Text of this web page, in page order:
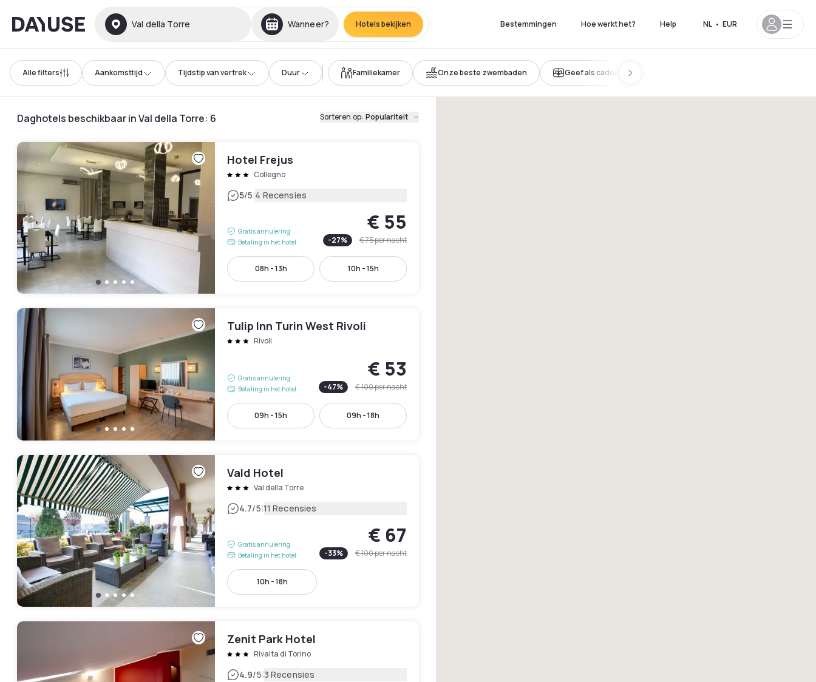
Dayuse Val della Torre Wanneer? Hotels bekijken Bestemmingen Hoe werkt het? Help NL • EUR
Alle filters Aankomsttijd Tijdstip van vertrek Duur Familiekamer Onze beste zwembaden Geef als cadeau
Daghotels beschikbaar in Val della Torre: 6 Sorteren op: Populariteit
Hotel Frejus
Collegno
5/5|4 Recensies
Gratis annulering
Betaling in het hotel
€ 55
-27% € 75per nacht
08h - 13h 10h - 15h
Tulip Inn Turin West Rivoli
Rivoli
Gratis annulering
Betaling in het hotel
€ 53
-47% € 100per nacht
09h - 15h 09h - 18h
Vald Hotel
Val della Torre
4.7/5|11 Recensies
Gratis annulering
Betaling in het hotel
€ 67
-33% € 100per nacht
10h - 18h
Zenit Park Hotel
Rivalta di Torino
4.9/5|3 Recensies